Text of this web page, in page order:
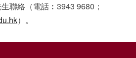
聯絡（電話︰3943 9680；
）。